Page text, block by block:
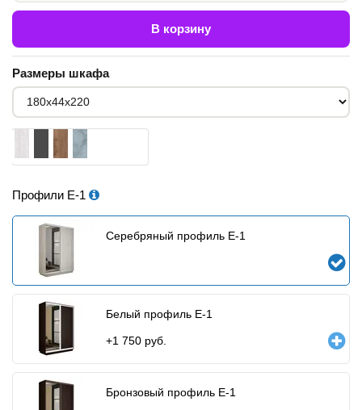
В корзину
Размеры шкафа
Профили Е-1
Серебряный профиль E-1
Белый профиль E-1
+1 750 руб.
Бронзовый профиль E-1